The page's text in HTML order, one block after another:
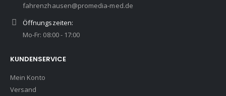
fahrenzhausen@promedia-med.de
Öffnungszeiten:
Mo-Fr: 08:00 - 17:00
KUNDENSERVICE
Mein Konto
Versand